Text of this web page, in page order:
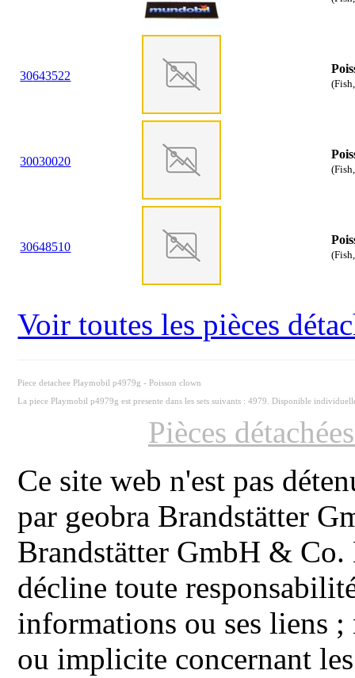
30643522
30030020
30648510
Voir toutes les pièces
Piece detachee Playmobil p4979g - Poisson clown
La piece Playmobil p4979g est presente dans les sets suivants : 4979. Disponible
Pièces
Ce site web n'est pas
par geobra Brandstätter
Brandstätter GmbH & Co.
décline toute
informations ou ses liens ;
ou implicite concernant